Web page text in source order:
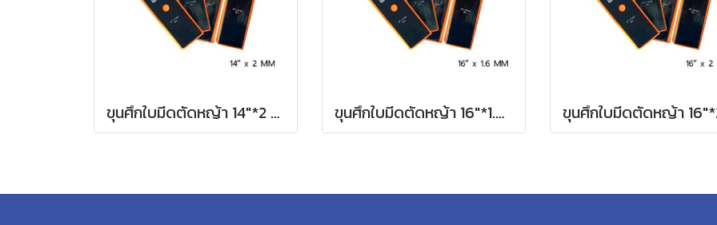
ขุนศึกใบมีดตัดหญ้า 14"*2 MM ตรง ขุนศึกใบมีดตัดหญ้า 16"*1.6 MM ตรง